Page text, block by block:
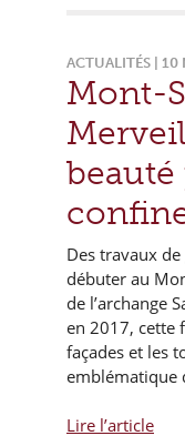
ACTUALITÉS | 10
Mont-
Des travaux
débuter au
de l’archange
en 2017, cette
façades et les
emblématique
Lire l’article